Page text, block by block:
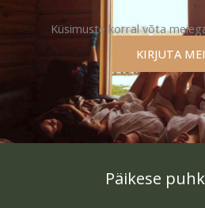
Küsimuste korral võta
KIRJUTA
Päikese